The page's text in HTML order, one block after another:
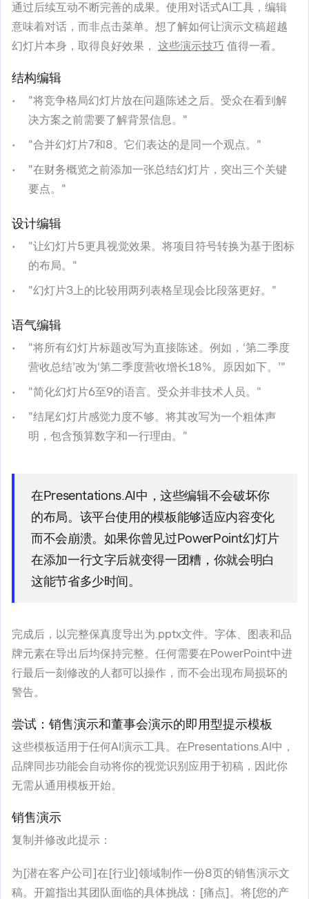
通过后续互动不断完善的成果。使用对话式AI工具，编辑
意味着对话，而非点击菜单。想了解如何让演示文稿超越
幻灯片本身，取得良好效果， 这些演示技巧 值得一看。
结构编辑
"将竞争格局幻灯片放在问题陈述之后。受众在看到解
决方案之前需要了解背景信息。"
"合并幻灯片7和8。它们表达的是同一个观点。"
"在财务概览之前添加一张总结幻灯片，突出三个关键
要点。"
设计编辑
"让幻灯片5更具视觉效果。将项目符号转换为基于图标
的布局。"
"幻灯片3上的比较用两列表格呈现会比段落更好。"
语气编辑
"将所有幻灯片标题改写为直接陈述。例如，‘第二季度
营收总结’改为‘第二季度营收增长18%。原因如下。’"
"简化幻灯片6至9的语言。受众并非技术人员。"
"结尾幻灯片感觉力度不够。将其改写为一个粗体声
明，包含预算数字和一行理由。"
在Presentations.AI中，这些编辑不会破坏你
的布局。该平台使用的模板能够适应内容变化
而不会崩溃。如果你曾见过PowerPoint幻灯片
在添加一行文字后就变得一团糟，你就会明白
这能节省多少时间。
完成后，以完整保真度导出为.pptx文件。字体、图表和品
牌元素在导出后均保持完整。任何需要在PowerPoint中进
行最后一刻修改的人都可以操作，而不会出现布局损坏的
警告。
尝试：销售演示和董事会演示的即用型提示模板
这些模板适用于任何AI演示工具。在Presentations.AI中，
品牌同步功能会自动将你的视觉识别应用于初稿，因此你
无需从通用模板开始。
销售演示
复制并修改此提示：
为[潜在客户公司]在[行业]领域制作一份8页的销售演示文
稿。开篇指出其团队面临的具体挑战：[痛点]。将[您的产